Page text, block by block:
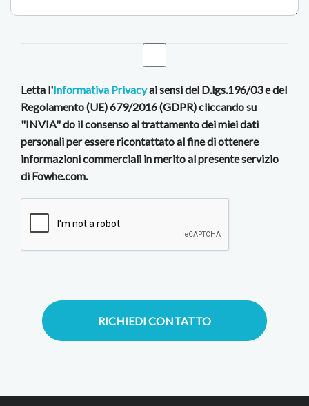
Letta l'Informativa Privacyai sensi del D.lgs.196/03 e del
Regolamento (UE) 679/2016 (GDPR) cliccando su
"INVIA" do il consenso al trattamento dei miei dati
personali per essere ricontattato al fine di ottenere
informazioni commerciali in merito al presente servizio
di Fowhe.com.
RICHIEDI CONTATTO